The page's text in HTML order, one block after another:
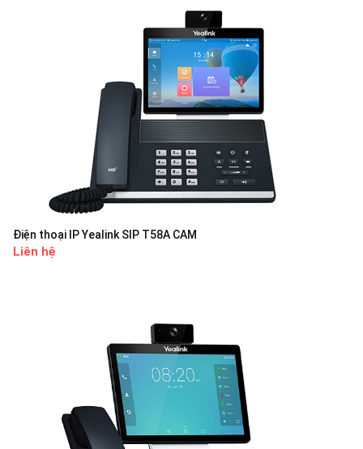
Điện thoại IP Yealink SIP T58A CAM
Liên hệ